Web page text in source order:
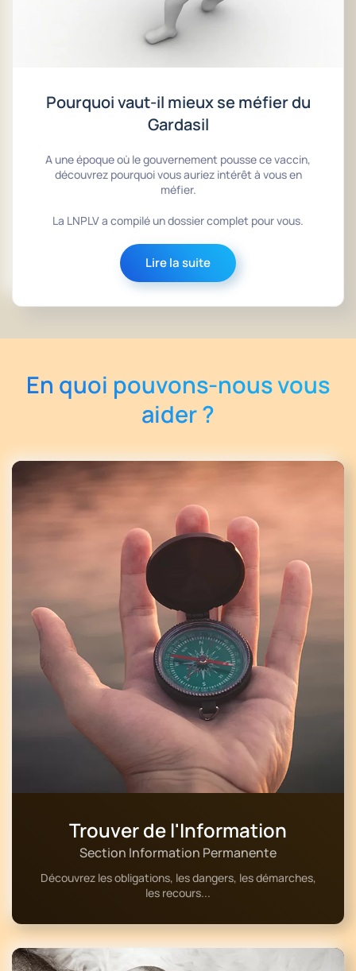
Pourquoi vaut-il mieux se méfier du
Gardasil
A une époque où le gouvernement pousse ce vaccin,
découvrez pourquoi vous auriez intérêt à vous en
méfier.
La LNPLV a compilé un dossier complet pour vous.
Lire la suite
En quoi pouvons-nous vous
aider ?
Trouver de l'Information
Section Information Permanente
Découvrez les obligations, les dangers, les démarches,
les recours...